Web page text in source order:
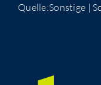
Quelle:Sonstige |